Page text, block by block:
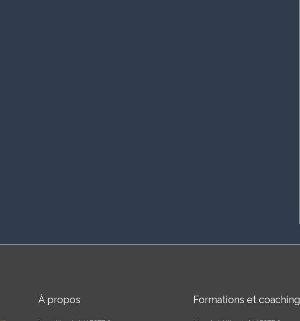
À propos Formations et coaching